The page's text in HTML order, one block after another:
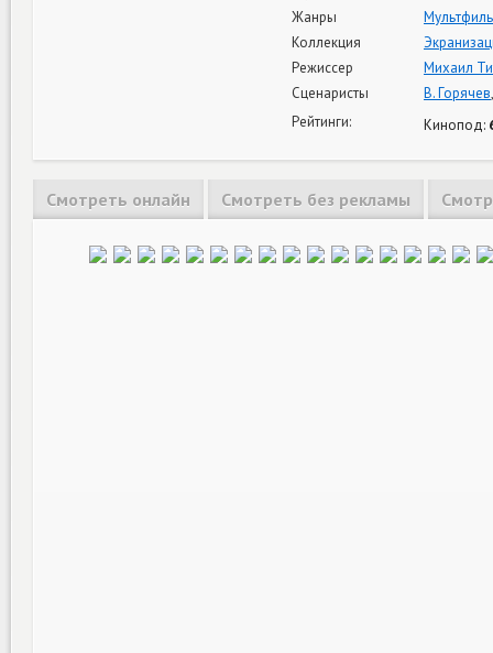
Жанры
Коллекция
Режиссер
Михаил
Сценаристы
В. Горячев
Рейтинги:
Кинопод:
Смотреть онлайн Смотреть без рекламы